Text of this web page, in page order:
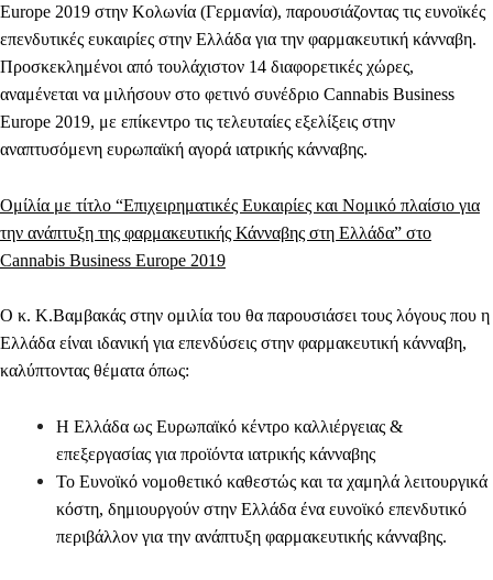
Europe 2019 στην Κολωνία (Γερμανία), παρουσιάζοντας τις ευνοϊκές
επενδυτικές ευκαιρίες στην Ελλάδα για την φαρμακευτική κάνναβη.
Προσκεκλημένοι από τουλάχιστον 14 διαφορετικές χώρες,
αναμένεται να μιλήσουν στο φετινό συνέδριο Cannabis Business
Europe 2019, με επίκεντρο τις τελευταίες εξελίξεις στην
αναπτυσόμενη ευρωπαϊκή αγορά ιατρικής κάνναβης.
Ομίλία με τίτλο “Επιχειρηματικές Ευκαιρίες και Νομικό πλαίσιο για
την ανάπτυξη της φαρμακευτικής Κάνναβης στη Ελλάδα” στο
Cannabis Business Europe 2019
Ο κ. Κ.Βαμβακάς στην ομιλία του θα παρουσιάσει τους λόγους που η
Ελλάδα είναι ιδανική για επενδύσεις στην φαρμακευτική κάνναβη,
καλύπτοντας θέματα όπως:
Η Ελλάδα ως Ευρωπαϊκό κέντρο καλλιέργειας &
επεξεργασίας για προϊόντα ιατρικής κάνναβης
Το Ευνοϊκό νομοθετικό καθεστώς και τα χαμηλά λειτουργικά
κόστη, δημιουργούν στην Ελλάδα ένα ευνοϊκό επενδυτικό
περιβάλλον για την ανάπτυξη φαρμακευτικής κάνναβης.